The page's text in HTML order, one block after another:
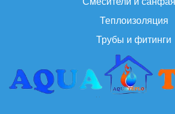
Теплоизоляция
Трубы и фитинги